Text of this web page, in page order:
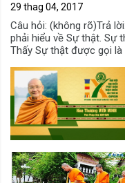
29 thag 04, 2017
Câu hỏi: (không rõ)Trả
phải hiểu về Sự thật. Sự
Thấy Sự thật được gọi là